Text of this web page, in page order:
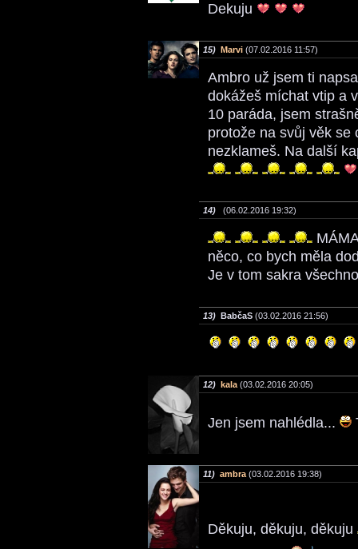
Dekuju
15) Marvi (07.02.2016 11:57)
Ambro už jsem ti
dokážeš míchat vtip a
10 paráda, jsem
protože na svůj věk se
nezklameš. Na další
14) (06.02.2016 19:32)
něco, co bych měla
Je v tom sakra
13) BabčaS (03.02.2016 21:56)
12) kala (03.02.2016 20:05)
Jen jsem nahlédla...
11) ambra (03.02.2016 19:38)
Děkuju, děkuju, děkuju